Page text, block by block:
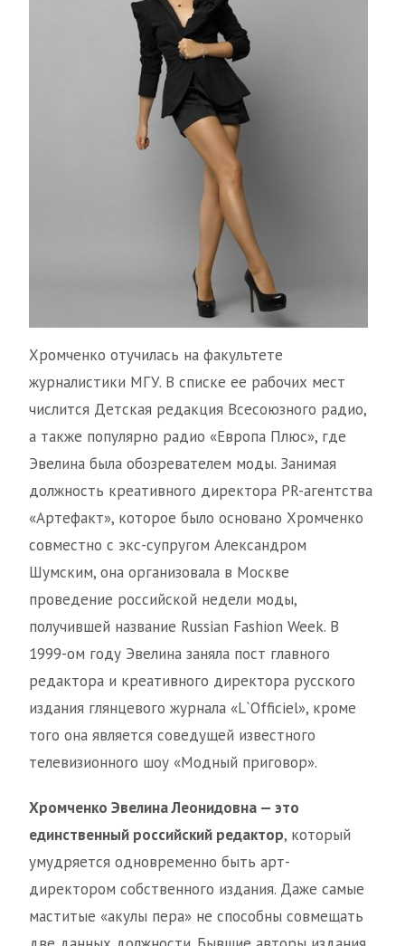
Хромченко отучилась на факультете
журналистики МГУ. В списке ее рабочих мест
числится Детская редакция Всесоюзного радио,
а также популярно радио «Европа Плюс», где
Эвелина была обозревателем моды. Занимая
должность креативного директора PR-агентства
«Артефакт», которое было основано Хромченко
совместно с экс-супругом Александром
Шумским, она организовала в Москве
проведение российской недели моды,
получившей название Russian Fashion Week. В
1999-ом году Эвелина заняла пост главного
редактора и креативного директора русского
издания глянцевого журнала «L`Officiel», кроме
того она является соведущей известного
телевизионного шоу «Модный приговор».
Хромченко Эвелина Леонидовна — это
единственный российский редактор, который
умудряется одновременно быть арт-
директором собственного издания. Даже самые
маститые «акулы пера» не способны совмещать